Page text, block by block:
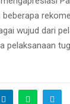
wujud dari
pelaksanaan